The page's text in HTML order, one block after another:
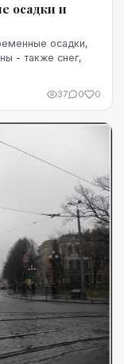
осадки и
осадки,
- также снег,
37 0 0